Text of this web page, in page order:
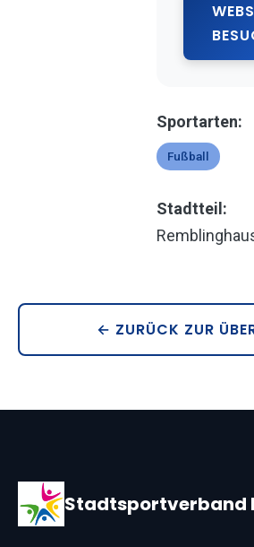
Sportarten:
Fußball
Stadtteil:
← ZURÜCK ZUR
Stadtsportverband